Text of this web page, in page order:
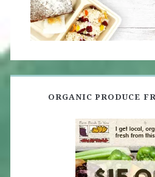
ORGANIC PRODUCE